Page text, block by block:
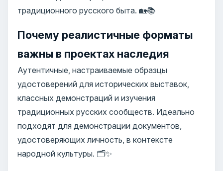
традиционного русского быта. 🏡📚
Почему реалистичные форматы
важны в проектах наследия
Аутентичные, настраиваемые образцы
удостоверений для исторических выставок,
классных демонстраций и изучения
традиционных русских сообществ. Идеально
подходят для демонстрации документов,
удостоверяющих личность, в контексте
народной культуры. 🗂️✨